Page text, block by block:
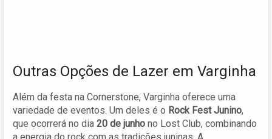
Outras Opções de Lazer em Varginha
Além da festa na Cornerstone, Varginha oferece uma
variedade de eventos. Um deles é o Rock Fest Junino,
que ocorrerá no dia 20 de junho no Lost Club, combinando
a energia do rock com as tradições juninas. A